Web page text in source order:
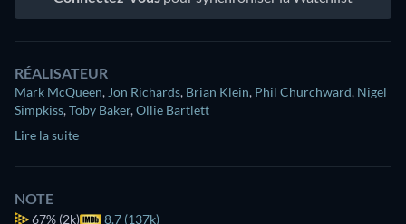
RÉALISATEUR
Mark McQueen, Jon Richards, Brian Klein, Phil Churchward, Nigel
Simpkiss,Toby Baker,Ollie Bartlett
Lire la suite
NOTE
67% (2k) 8.7 (137k)